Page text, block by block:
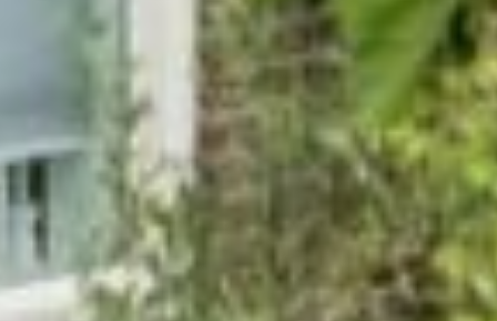
Indeling:
Entree, ruime hal met meterkast, garderobe en
toiletruimte met wandcloset en fonteintje.
Woonkamer aan de voorzijde en ruime open
keuken in de uitbouw aan de achterzijde met
dubbele openslaande deuren naar de tuin. De
moderne keukenopstelling is voorzien van een
groot kookeiland en allerhande
inbouwapparatuur, te weten: inductiekookplaat
met centraal afzuigsysteem, vaatwasser, oven en
combi magnetronoven. Vanuit de keuken
toegang tot de bijkeuken